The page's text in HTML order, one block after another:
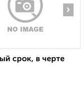
›
срок, в черте